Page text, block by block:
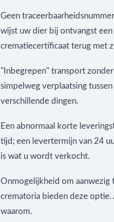
Geen
wijst uw dier bij ontvangst
crematiecertificaat terug met
"Inbegrepen" transport
simpelweg verplaatsing
verschillende dingen.
Een abnormaal korte
tijd; een levertermijn van 24
is wat u wordt verkocht.
Onmogelijkheid om aanwezig
crematoria bieden deze
waarom.